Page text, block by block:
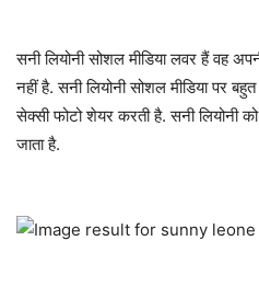
सनी लियोनी सोशल मीडिया लवर हैं वह
नहीं है. सनी लियोनी सोशल मीडिया पर
सेक्सी फोटो शेयर करती है. सनी लियोनी
जाता है.